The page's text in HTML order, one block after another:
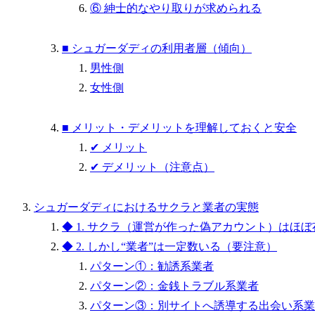
⑥ 紳士的なやり取りが求められる
■ シュガーダディの利用者層（傾向）
男性側
女性側
■ メリット・デメリットを理解しておくと安全
✔ メリット
✔ デメリット（注意点）
シュガーダディにおけるサクラと業者の実態
◆ 1. サクラ（運営が作った偽アカウント）はほぼ
◆ 2. しかし“業者”は一定数いる（要注意）
パターン①：勧誘系業者
パターン②：金銭トラブル系業者
パターン③：別サイトへ誘導する出会い系